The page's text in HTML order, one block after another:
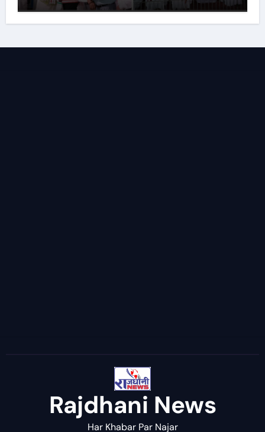
Rajdhani News
Har Khabar Par Najar